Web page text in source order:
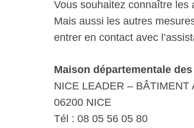
Vous souhaitez connaître les
Mais aussi les autres
entrer en contact avec
Maison départementale
NICE LEADER –
06200 NICE
Tél : 08 05 56 05 80